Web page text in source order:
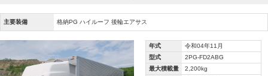
主要装備 格納PG ハイルーフ 後輪エアサス
年式
令和04年11月
型式
2PG-FD2ABG
最大積載量
2,200kg